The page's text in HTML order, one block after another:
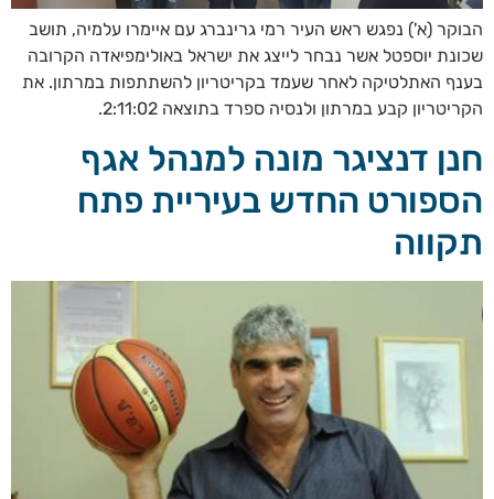
הבוקר (א') נפגש ראש העיר רמי גרינברג עם איימרו עלמיה, תושב
שכונת יוספטל אשר נבחר לייצג את ישראל באולימפיאדה הקרובה
בענף האתלטיקה לאחר שעמד בקריטריון להשתתפות במרתון. את
הקריטריון קבע במרתון ולנסיה ספרד בתוצאה 2:11:02.
חנן דנציגר מונה למנהל אגף
הספורט החדש בעיריית פתח
תקווה